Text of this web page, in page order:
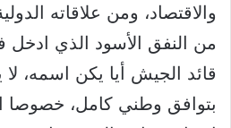
والاقتصاد، ومن علاقاته
من النفق الأسود الذي ادخل
قائد الجيش أيا يكن اسمه، لا
بتوافق وطني كامل، خصوصا